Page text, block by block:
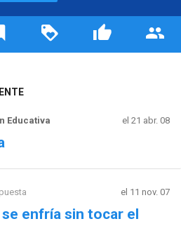
Educativa el 21 abr. 08
el 11 nov. 07
enfría sin tocar el